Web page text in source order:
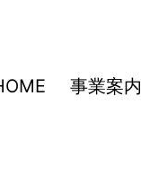
事業案内